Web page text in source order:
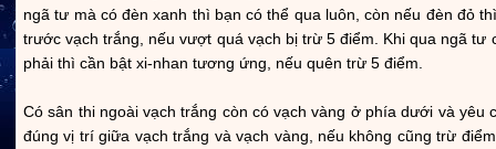
ngã tư mà có đèn xanh thì bạn có thể qua luôn, còn nếu đèn đỏ
trước vạch trắng, nếu vượt quá vạch bị trừ 5 điểm. Khi qua ngã tư
phải thì cần bật xi-nhan tương ứng, nếu quên trừ 5 điểm.
Có sân thi ngoài vạch trắng còn có vạch vàng ở phía dưới và yêu
đúng vị trí giữa vạch trắng và vạch vàng, nếu không cũng trừ